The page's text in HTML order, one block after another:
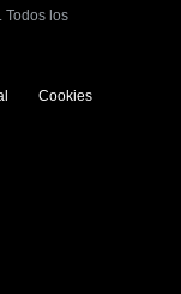
Todos los
Cookies